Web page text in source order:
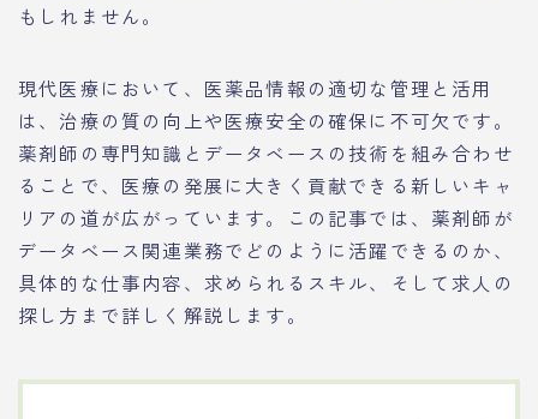
もしれません。
現代医療において、医薬品情報の適切な管理と活用
は、治療の質の向上や医療安全の確保に不可欠です。
薬剤師の専門知識とデータベースの技術を組み合わせ
ることで、医療の発展に大きく貢献できる新しいキャ
リアの道が広がっています。この記事では、薬剤師が
データベース関連業務でどのように活躍できるのか、
具体的な仕事内容、求められるスキル、そして求人の
探し方まで詳しく解説します。